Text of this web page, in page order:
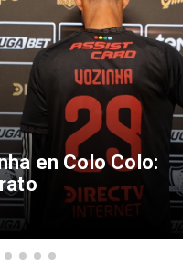
en Colo Colo: